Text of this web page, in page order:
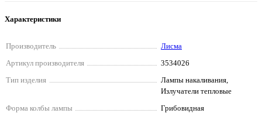
Характеристики
Производитель
Лисма
Артикул производителя
3534026
Тип изделия
Лампы накаливания,
Излучатели тепловые
Форма колбы лампы
Грибовидная